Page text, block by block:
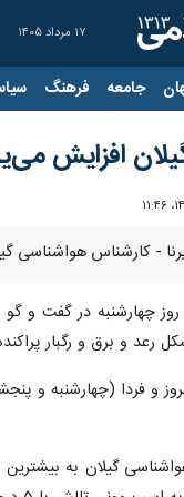
۱۷ مرداد ۱۴۰۵
جامعه فرهنگ
افزایش